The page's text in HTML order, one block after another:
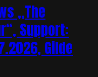
„The
Support:
Gilde